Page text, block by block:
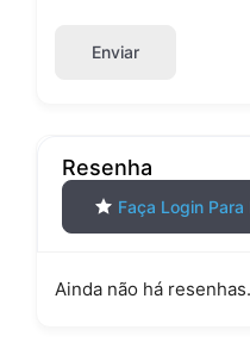
Enviar
Resenha
Faça Login
Ainda não há resenhas.